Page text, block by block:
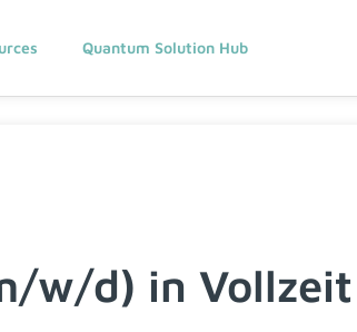
Quantum Solution Hub
w/d) in Vollzeit